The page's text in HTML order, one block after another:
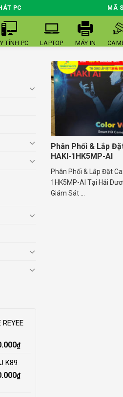
PC MÃ
TÍNH PC LAPTOP MÁY IN
₫Current
1.250.000₫.
K89
₫Current
Phân Phối & Lắp
HAKI-1HK5MP-AI
Phân Phối & Lắp Đặt
1HK5MP-AI Tại Hải
Giám Sát ...